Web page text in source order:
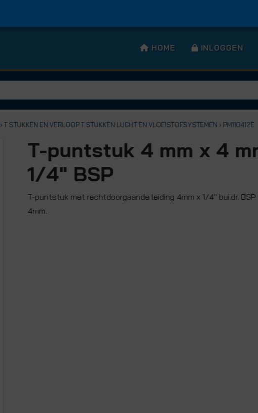
HOME INLOGGEN
› T STUKKEN EN VERLOOP T STUKKEN LUCHT EN VLOEISTOFSYSTEMEN › PM110412E
T-puntstuk 4 mm x 4
1/4" BSP
T-puntstuk met rechtdoorgaande leiding 4mm x 1/4" bui.dr.
4mm.